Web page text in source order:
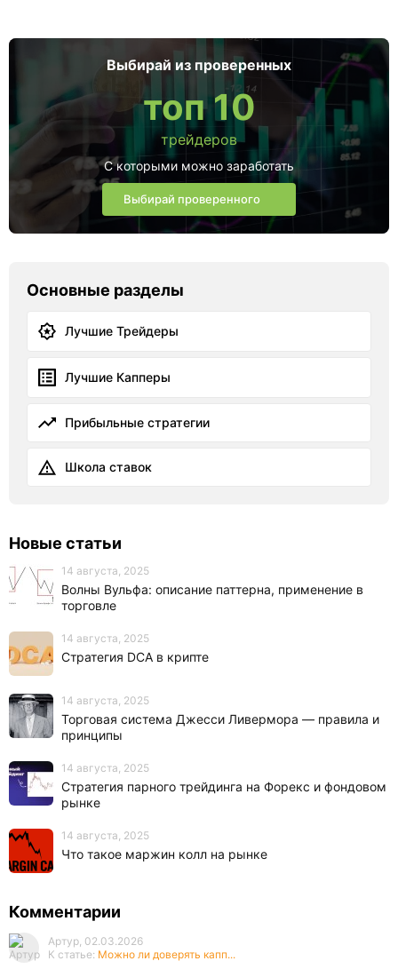
Выбирай из проверенных
топ 10
трейдеров
С которыми можно заработать
Выбирай проверенного
Основные разделы
Лучшие Трейдеры
Лучшие Капперы
Прибыльные стратегии
Школа ставок
Новые статьи
14 августа, 2025
Волны Вульфа: описание паттерна, применение в
торговле
14 августа, 2025
Стратегия DCA в крипте
14 августа, 2025
Торговая система Джесси Ливермора — правила и
принципы
14 августа, 2025
Стратегия парного трейдинга на Форекс и фондовом
рынке
14 августа, 2025
Что такое маржин колл на рынке
Комментарии
Артур, 02.03.2026
К статье: Можно ли доверять капп...